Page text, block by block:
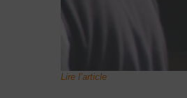
Lire l’article